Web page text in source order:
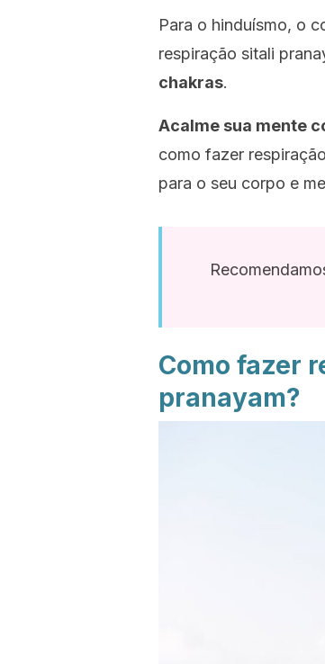
Para o hinduísmo, o
respiração sitali
chakras.
Acalme sua mente
como fazer
para o seu corpo e
Como fazer
pranayam?